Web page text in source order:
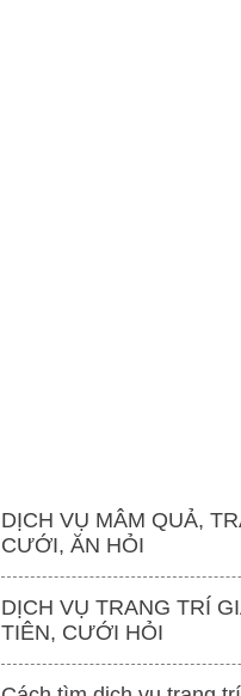
DỊCH VỤ MÂM QUẢ,
CƯỚI, ĂN HỎI
DỊCH VỤ TRANG TRÍ
TIÊN, CƯỚI HỎI